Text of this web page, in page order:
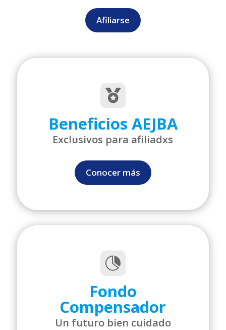
Afiliarse

Beneficios AEJBA
Exclusivos para afiliadxs
Conocer más

Fondo
Compensador
Un futuro bien cuidado